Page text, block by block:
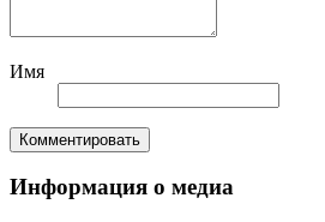
Имя
Комментировать
Информация о медиа